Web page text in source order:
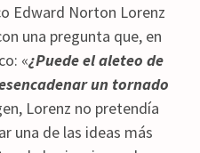
Edward Norton Lorenz
una pregunta que, en
«¿Puede el aleteo de
un tornado
Lorenz no pretendía
una de las ideas más